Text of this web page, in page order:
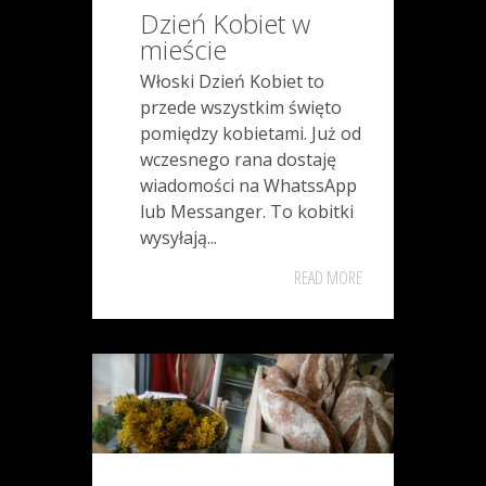
Dzień Kobiet w
mieście
Włoski Dzień Kobiet to
przede wszystkim święto
pomiędzy kobietami. Już od
wczesnego rana dostaję
wiadomości na WhatssApp
lub Messanger. To kobitki
wysyłają...
READ MORE